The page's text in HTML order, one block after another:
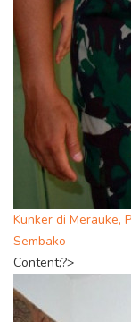
Kunker di Merauke,
Sembako
Content;?>